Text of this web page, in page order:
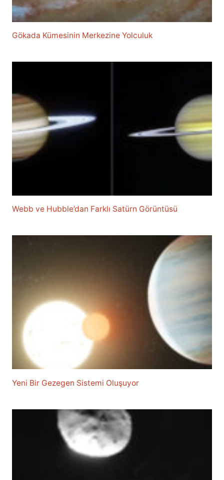
Gökada Kümesinin Merkezine Yolculuk
Webb ve Hubble’dan Farklı Satürn Görüntüsü
Yeni Bir Gezegen Sistemi Oluşuyor